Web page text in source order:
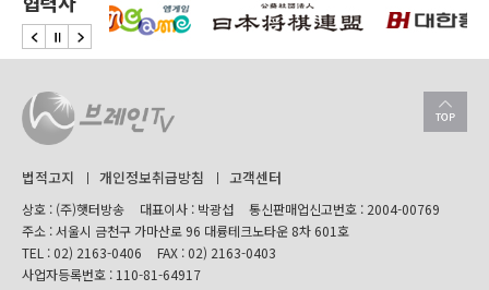
법적고지 개인정보취급방침 고객센터
상호 : (주)햇터방송 대표이사 : 박광섭
통신판매업신고번호 : 2004-00769
주소 : 서울시 금천구 가마산로 96 대륭테크노타운 8차 601호
TEL : 02) 2163-0406
FAX : 02) 2163-0403
사업자등록번호 : 110-81-64917